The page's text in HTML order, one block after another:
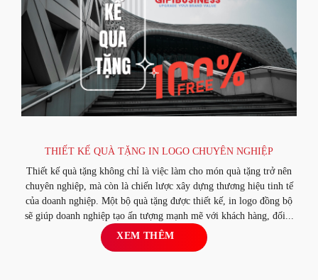
THIẾT KẾ QUÀ TẶNG IN LOGO CHUYÊN NGHIỆP
Thiết kế quà tặng không chỉ là việc làm cho món quà tặng trở nên
chuyên nghiệp, mà còn là chiến lược xây dựng thương hiệu tinh tế
của doanh nghiệp. Một bộ quà tặng được thiết kế, in logo đồng bộ
sẽ giúp doanh nghiệp tạo ấn tượng mạnh mẽ với khách hàng, đối...
XEM THÊM